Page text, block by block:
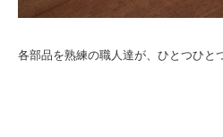
各部品を熟練の職人達が、ひとつひと